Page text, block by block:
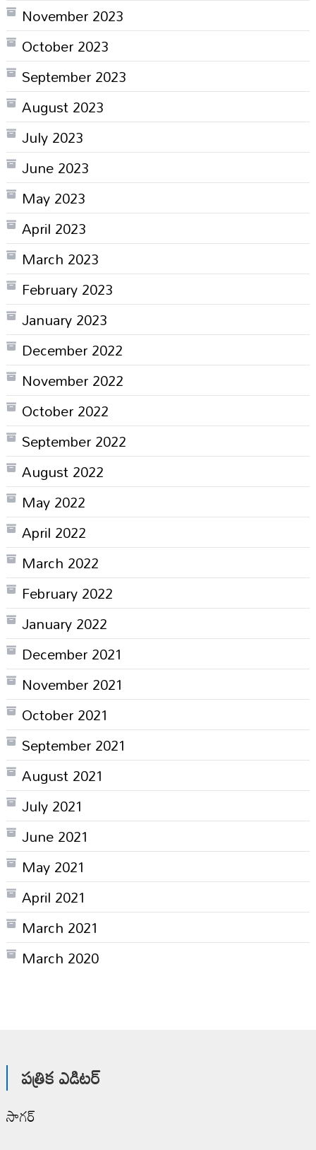
November 2023
October 2023
September 2023
August 2023
July 2023
June 2023
May 2023
April 2023
March 2023
February 2023
January 2023
December 2022
November 2022
October 2022
September 2022
August 2022
May 2022
April 2022
March 2022
February 2022
January 2022
December 2021
November 2021
October 2021
September 2021
August 2021
July 2021
June 2021
May 2021
April 2021
March 2021
March 2020
పత్రిక ఎడిటర్
సాగర్